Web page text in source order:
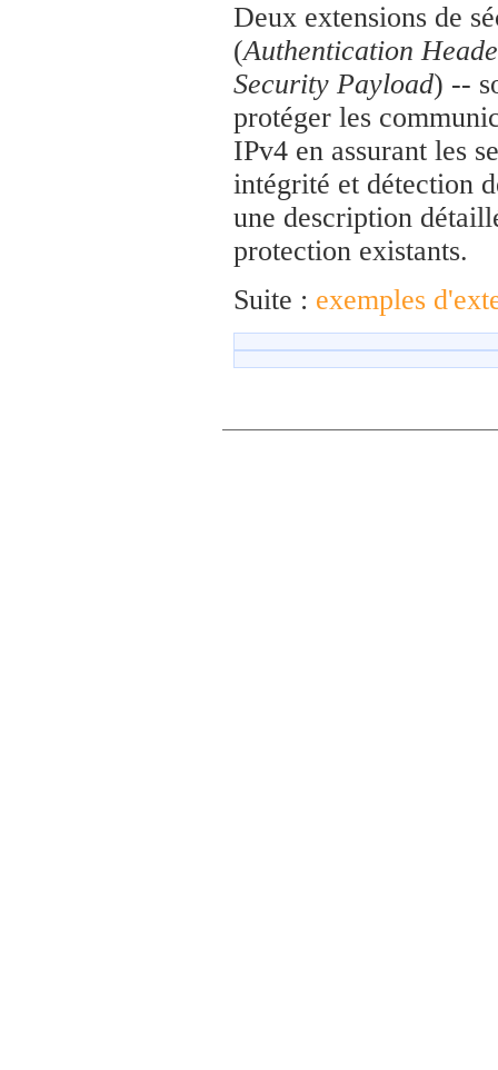
Deux extensions de
(Authentication
Security Payload) --
protéger les
IPv4 en assurant les
intégrité et détection
une description
protection existants.
Suite : exemples